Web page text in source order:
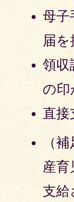
母子
届
領収
の印
直接
（
産
支給